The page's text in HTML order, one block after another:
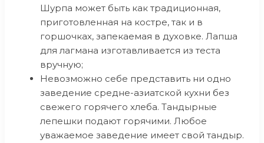
Шурпа может быть как традиционная,
приготовленная на костре, так и в
горшочках, запекаемая в духовке. Лапша
для лагмана изготавливается из теста
вручную;
Невозможно себе представить ни одно
заведение средне-азиатской кухни без
свежего горячего хлеба. Тандырные
лепешки подают горячими. Любое
уважаемое заведение имеет свой тандыр.